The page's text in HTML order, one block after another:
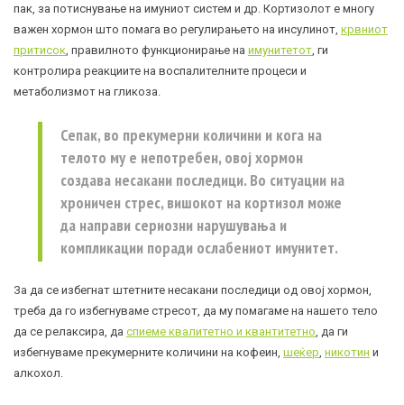
пак, за потиснување на имуниот систем и др. Кортизолот е многу
важен хормон што помага во регулирањето на инсулинот, крвниот
притисок , правилното функционирање на имунитетот , ги
контролира реакциите на воспалителните процеси и
метаболизмот на гликоза
Сепак, во прекумерни количини и кога на
телото му е непотребен, овој хормон
создава несакани последици. Во ситуации на
хроничен стрес, вишокот на кортизол може
да направи сериозни нарушувања и
компликации поради ослабениот имунитет.
За да се избегнат штетните несакани последици од овој хормон,
треба да го избегнуваме стресот, да му помагаме на нашето тело
да се релаксира, да спиеме квалитетно и квантитетно , да ги
избегнуваме прекумерните количини на кофеин, шеќер никотин и
алкохол.